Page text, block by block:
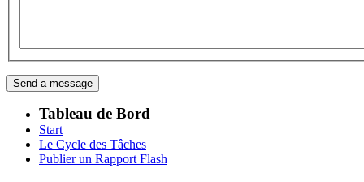
Tableau de Bord
Start
Le Cycle des Tâches
Publier un Rapport Flash